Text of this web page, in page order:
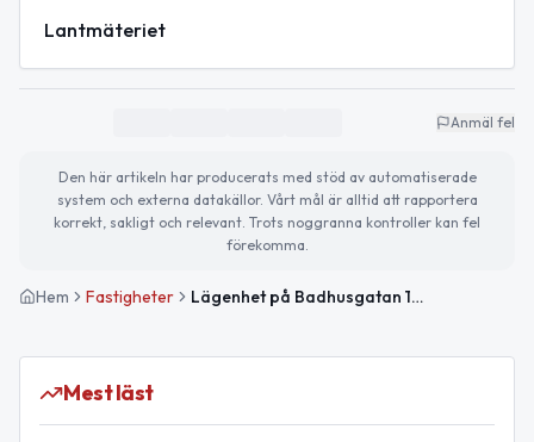
Lantmäteriet
Anmäl fel
Den här artikeln har producerats med stöd av automatiserade
system och externa datakällor. Vårt mål är alltid att rapportera
korrekt, sakligt och relevant. Trots noggranna kontroller kan fel
förekomma.
Hem Fastigheter Lägenhet på Badhusgatan 12 i Södertälje såld för 2,62 miljoner kronor
Mest läst